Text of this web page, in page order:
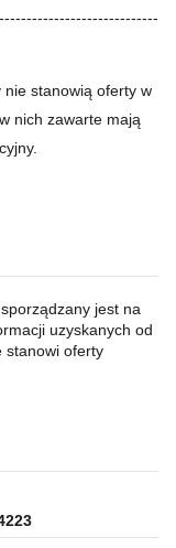
stanowią oferty w
nich zawarte mają
jest na
uzyskanych od
stanowi oferty